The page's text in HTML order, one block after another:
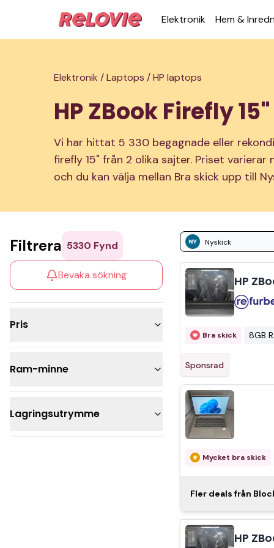
Elek­tronik Hem &
Elektronik /Laptops /HP laptops
HP ZBook Firefly 15"
Vi har hittat 5 330 begagnade eller
firefly 15" från 2 olika sajter. Priset varierar
och du kan välja mellan Bra skick upp till
Nyskick
Filtrera 5330 Fynd
Bevaka sökning
Pris
Över 10 000kr
Ram-minne
16GB
8GB
Lagringsutrymme
HP
Bra skick 8GB
Sponsrad
Mycket bra skick
HP ZBook
Fler deals från
HP